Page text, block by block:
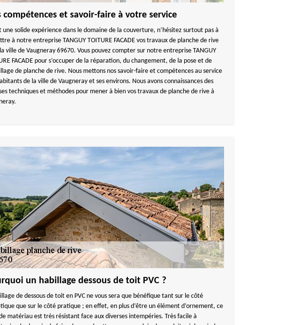
compétences et savoir-faire à votre service
une solide expérience dans le domaine de la couverture, n’hésitez surtout pas à
à notre entreprise TANGUY TOITURE FACADE vos travaux de planche de rive
ville de Vaugneray 69670. Vous pouvez compter sur notre entreprise TANGUY
FACADE pour s’occuper de la réparation, du changement, de la pose et de
de planche de rive. Nous mettons nos savoir-faire et compétences au service
de la ville de Vaugneray et ses environs. Nous avons connaissances des
techniques et méthodes pour mener à bien vos travaux de planche de rive à
un habillage dessous de toit PVC ?
de dessous de toit en PVC ne vous sera que bénéfique tant sur le côté
que sur le côté pratique ; en effet, en plus d’être un élément d’ornement, ce
matériau est très résistant face aux diverses intempéries. Très facile à